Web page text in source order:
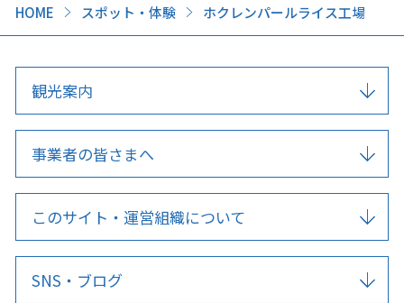
HOME スポット・体験 ホクレンパールライス工場
観光案内
事業者の皆さまへ
このサイト・運営組織について
SNS・ブログ